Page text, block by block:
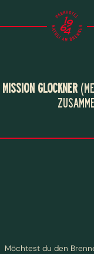
MISSION GLOCKNER
Möchtest du den